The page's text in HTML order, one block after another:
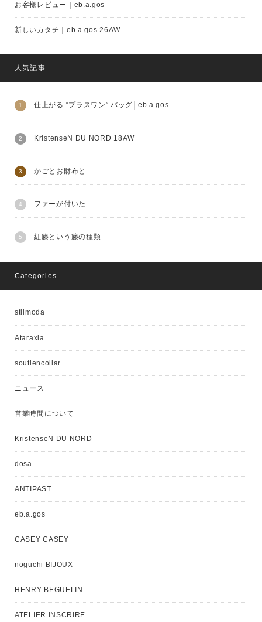
お客様レビュー｜eb.a.gos
新しいカタチ｜eb.a.gos 26AW
人気記事
仕上がる “プラスワン” バッグ│eb.a.gos
KristenseN DU NORD 18AW
かごとお財布と
ファーが付いた
紅籐という籐の種類
Categories
stilmoda
Ataraxia
soutiencollar
ニュース
営業時間について
KristenseN DU NORD
dosa
ANTIPAST
eb.a.gos
CASEY CASEY
noguchi BIJOUX
HENRY BEGUELIN
ATELIER INSCRIRE